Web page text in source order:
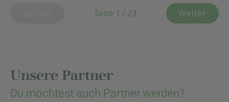
Seite 1 / 23 Weiter
Unsere Partner
Du möchtest auch Partner werden?